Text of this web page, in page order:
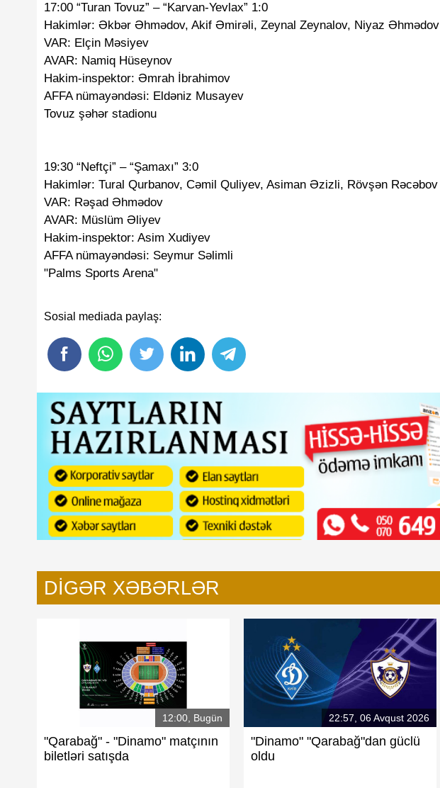
17:00 “Turan Tovuz” – “Karvan-Yevlax” 1:0
Hakimlər: Əkbər Əhmədov, Akif Əmirəli, Zeynal Zeynalov, Niyaz Əhmədov
VAR: Elçin Məsiyev
AVAR: Namiq Hüseynov
Hakim-inspektor: Əmrah İbrahimov
AFFA nümayəndəsi: Eldəniz Musayev
Tovuz şəhər stadionu
19:30 “Neftçi” – “Şamaxı” 3:0
Hakimlər: Tural Qurbanov, Cəmil Quliyev, Asiman Əzizli, Rövşən Rəcəbov
VAR: Rəşad Əhmədov
AVAR: Müslüm Əliyev
Hakim-inspektor: Asim Xudiyev
AFFA nümayəndəsi: Seymur Səlimli
"Palms Sports Arena"
Sosial mediada paylaş:
DIGƏR XƏBƏRLƏR
12:00, Bugün
"Qarabağ" - "Dinamo" matçının
biletləri satışda
22:57, 06 Avqust 2026
"Dinamo" "Qarabağ"dan güclü
oldu